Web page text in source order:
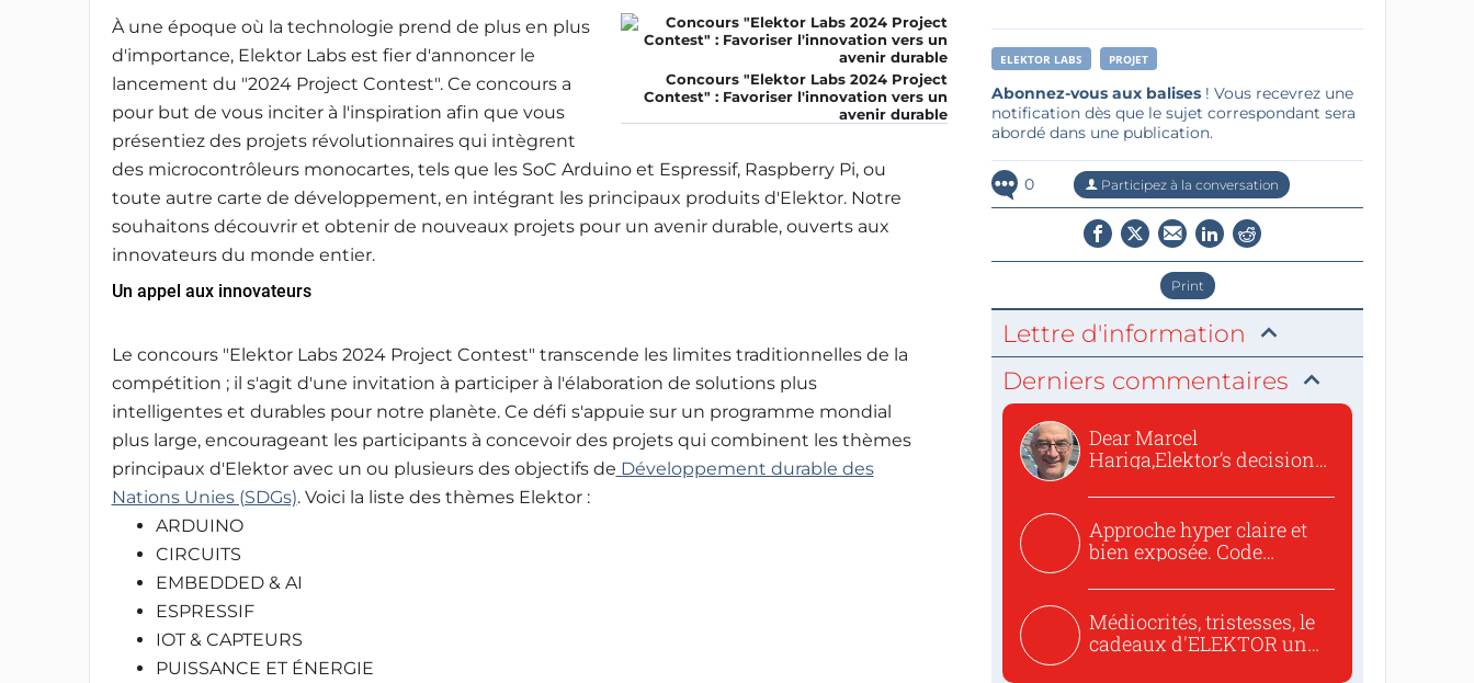
Concours "Elektor Labs 2024 Project
Contest" : Favoriser l'innovation vers un
avenir durable
À une époque où la technologie prend de plus en plus
d'importance, Elektor Labs est fier d'annoncer le
lancement du "2024 Project Contest". Ce concours a
pour but de vous inciter à l'inspiration afin que vous
présentiez des projets révolutionnaires qui intègrent
des microcontrôleurs monocartes, tels que les SoC Arduino et Espressif, Raspberry Pi, ou
toute autre carte de développement, en intégrant les principaux produits d'Elektor. Notre
souhaitons découvrir et obtenir de nouveaux projets pour un avenir durable, ouverts aux
innovateurs du monde entier.
Un appel aux innovateurs
Le concours "Elektor Labs 2024 Project Contest" transcende les limites traditionnelles de la
compétition ; il s'agit d'une invitation à participer à l'élaboration de solutions plus
intelligentes et durables pour notre planète. Ce défi s'appuie sur un programme mondial
plus large, encourageant les participants à concevoir des projets qui combinent les thèmes
principaux d'Elektor avec un ou plusieurs des objectifs de Développement durable des
Nations Unies (SDGs). Voici la liste des thèmes Elektor :
ARDUINO
CIRCUITS
EMBEDDED & AI
ESPRESSIF
IOT & CAPTEURS
PUISSANCE ET ÉNERGIE
ELEKTOR LABS PROJET
Abonnez-vous aux balises! Vous recevrez une
notification dès que le sujet correspondant sera
abordé dans une publication.
0 Participez à la conversation
Print
Lettre d'information
Derniers commentaires
Dear Marcel
Hariga,Elektor’s decision
Approche hyper claire et
bien exposée. Code
Médiocrités, tristesses, le
cadeaux d'ELEKTOR un